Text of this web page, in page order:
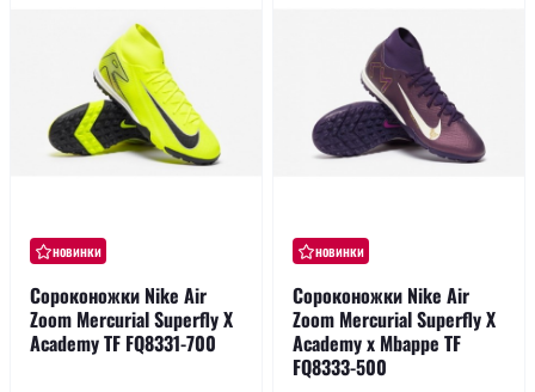
новинки
Сороконожки Nike Air
Zoom Mercurial Superfly X
Academy TF FQ8331-700
новинки
Сороконожки Nike Air
Zoom Mercurial Superfly X
Academy x Mbappe TF
FQ8333-500